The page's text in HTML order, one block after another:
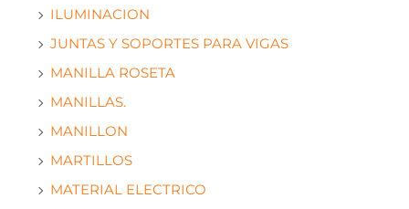
ILUMINACION
JUNTAS Y SOPORTES PARA VIGAS
MANILLA ROSETA
MANILLAS.
MANILLON
MARTILLOS
MATERIAL ELECTRICO